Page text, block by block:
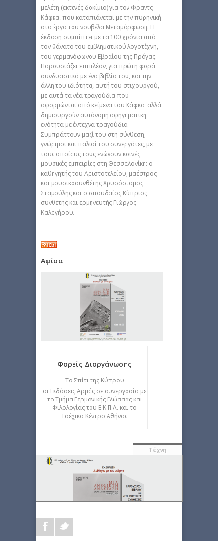
μελέτη (εκτενές δοκίμιο) για τον Φραντς
Κάφκα, που καταπιάνεται με την πυρηνική
στο έργο του νουβέλα Μεταμόρφωση. Η
έκδοση συμπίπτει με τα 100 χρόνια από
τον θάνατο του εμβληματικού λογοτέχνη,
του γερμανόφωνου Εβραίου της Πράγας.
Παρουσιάζει επιπλέον, για πρώτη φορά
συνδυαστικά με ένα βιβλίο του, και την
άλλη του ιδιότητα, αυτή του στιχουργού,
με αυτά τα νέα τραγούδια που
αφορμώνται από κείμενα του Κάφκα, αλλά
δημιουργούν αυτόνομη αφηγηματική
ενότητα με έντεχνα τραγούδια.
Συμπράττουν μαζί του στη σύνθεση,
γνώριμοι και παλιοί του συνεργάτες, με
τους οποίους τους ενώνουν κοινές
μουσικές εμπειρίες στη Θεσσαλονίκη: ο
καθηγητής του Αριστοτελείου, μαέστρος
και μουσικοσυνθέτης Χρυσόστομος
Σταμούλης και ο σπουδαίος Κύπριος
συνθέτης και ερμηνευτής Γιώργος
Καλογήρου.
Αφίσα
Φορείς Διοργάνωσης
Το Σπίτι της Κύπρου
οι Εκδόσεις Αρμός σε συνεργασία με
το Τμήμα Γερμανικής Γλώσσας και
Φιλολογίας του Ε.Κ.Π.Α. και το
Τσέχικο Κέντρο Αθήνας
Τέχνη